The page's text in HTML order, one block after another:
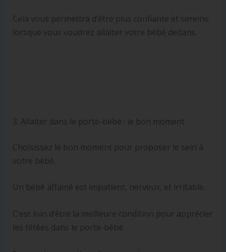
Cela vous permettra d’être plus confiante et sereine
lorsque vous voudrez allaiter votre bébé dedans.
3. Allaiter dans le porte-bébé : le bon moment
Choisissez le bon moment pour proposer le sein à
votre bébé.
Un bébé affamé est impatient, nerveux, et irritable.
C’est loin d’être la meilleure condition pour apprécier
les tétées dans le porte-bébé.